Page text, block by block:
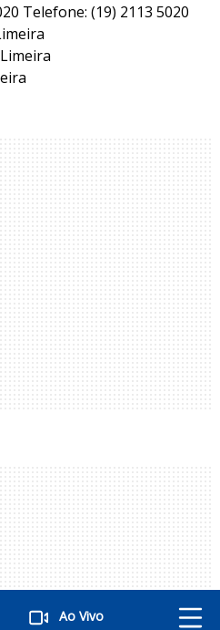
Ao Vivo
Telefone: (19) 2113 5020